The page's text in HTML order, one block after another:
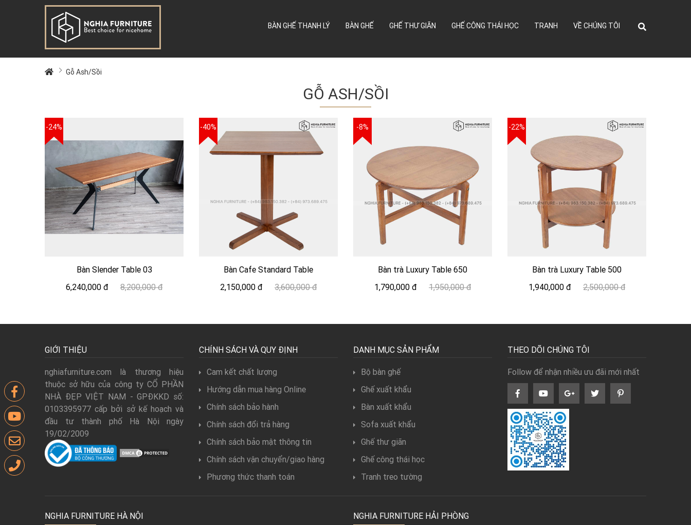
BÀN GHẾ THANH LÝ BÀN GHẾ GHẾ THƯ GIÃN GHẾ CÔNG THÁI HỌC TRANH VỀ CHÚNG TÔI
Gỗ Ash/Sồi
GỖ ASH/SỒI
-24%
Bàn Slender Table 03
6,240,000 đ
8,200,000 đ
-40%
Bàn Cafe Standard Table
2,150,000 đ
3,600,000 đ
-8%
Bàn trà Luxury Table 650
1,790,000 đ
1,950,000 đ
-22%
Bàn trà Luxury Table 500
1,940,000 đ
2,500,000 đ
GIỚI THIỆU
nghiafurniture.com là thương hiệu
thuộc sở hữu của công ty CỔ PHẦN
NHÀ ĐẸP VIỆT NAM - GPĐKKD số:
0103395977 cấp bởi sở kế hoạch và
đầu tư thành phố Hà Nội ngày
19/02/2009
CHÍNH SÁCH VÀ QUY ĐỊNH
Cam kết chất lượng
Hướng dẫn mua hàng Online
Chính sách bảo hành
Chính sách đổi trả hàng
Chính sách bảo mật thông tin
Chính sách vận chuyển/giao hàng
Phương thức thanh toán
DANH MỤC SẢN PHẨM
Bộ bàn ghế
Ghế xuất khẩu
Bàn xuất khẩu
Sofa xuất khẩu
Ghế thư giãn
Ghế công thái học
Tranh treo tường
THEO DÕI CHÚNG TÔI
Follow để nhận nhiều ưu đãi mới nhất
NGHIA FURNITURE HÀ NỘI NGHIA FURNITURE HẢI PHÒNG